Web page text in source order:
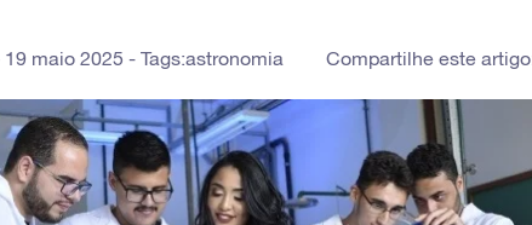
19 maio 2025 - Tags:astronomia Compartilhe este